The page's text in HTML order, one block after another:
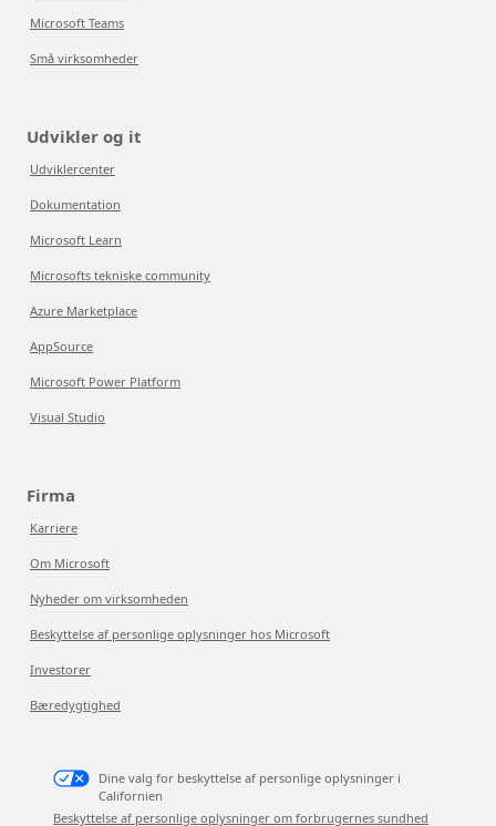
Microsoft Teams
Små virksomheder
Udvikler og it
Udviklercenter
Dokumentation
Microsoft Learn
Microsofts tekniske community
Azure Marketplace
AppSource
Microsoft Power Platform
Visual Studio
Firma
Karriere
Om Microsoft
Nyheder om virksomheden
Beskyttelse af personlige oplysninger hos Microsoft
Investorer
Bæredygtighed
Dine valg for beskyttelse af personlige oplysninger i
Californien
Beskyttelse af personlige oplysninger om forbrugernes sundhed